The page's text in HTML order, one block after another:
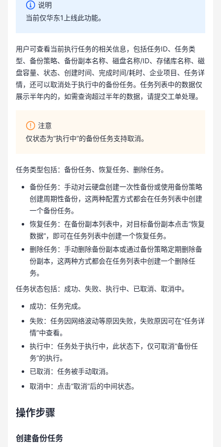
说明
当前仅华东1上线此功能。
用户可查看当前执行任务的相关信息，包括任务ID、任务类
型、备份策略、备份副本名称、磁盘名称/ID、存储库名称、磁
盘容量、状态、创建时间、完成时间/耗时、企业项目、任务详
情，还可以取消处于执行中的备份任务。任务列表中的数据仅
展示半年内的，如需查询超过半年的数据，请提交工单处理。
注意
仅状态为“执行中”的备份任务支持取消。
任务类型包括：备份任务、恢复任务、删除任务。
备份任务：手动对云硬盘创建一次性备份或使用备份策略
创建周期性备份，这两种配置方式都会在任务列表中创建
一个备份任务。
恢复任务：在备份副本列表中，对目标备份副本点击“恢复
数据”，即可在任务列表中创建一个恢复任务。
删除任务：手动删除备份副本或通过备份策略定期删除备
份副本，这两种方式都会在任务列表中创建一个删除任
务。
任务状态包括：成功、失败、执行中、已取消、取消中。
成功：任务完成。
失败：任务因网络波动等原因失败，失败原因可在“任务详
情”中查看。
执行中：任务处于执行中，此状态下，仅可取消“备份任
务”的执行。
已取消：任务被手动取消。
取消中：点击“取消”后的中间状态。
操作步骤
创建备份任务